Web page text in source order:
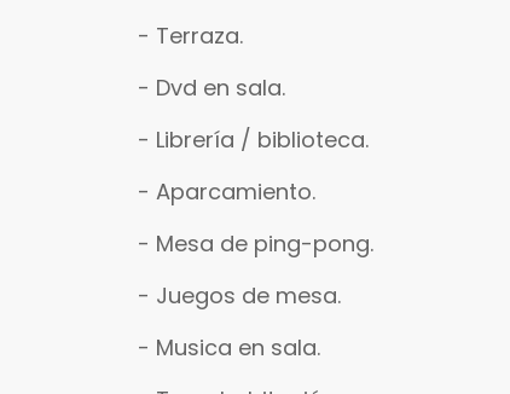
- Terraza.
- Dvd en sala.
- Librería / biblioteca.
- Aparcamiento.
- Mesa de ping-pong.
- Juegos de mesa.
- Musica en sala.